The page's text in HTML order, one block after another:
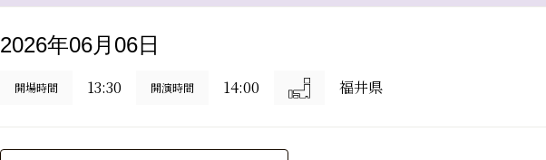
2026年06月06日
開場時間 13:30 開演時間 14:00 福井県